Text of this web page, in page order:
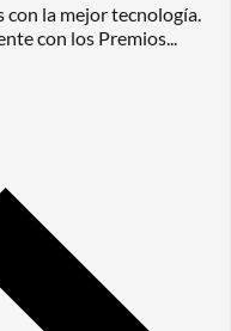
la mejor tecnología.
con los Premios...